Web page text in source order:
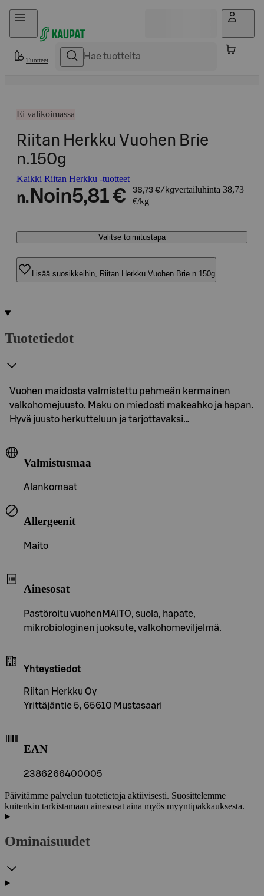
Hyppää sisältöön
Tuotteet
Ei valikoimassa
Riitan Herkku Vuohen Brie
n.150g
Kaikki Riitan Herkku -tuotteet
n. Noin5,81 € 38,73 €/kgvertailuhinta 38,73
€/kg
Valitse toimitustapa
Lisää suosikkeihin, Riitan Herkku Vuohen Brie n.150g
Tuotetiedot
Vuohen maidosta valmistettu pehmeän kermainen
valkohomejuusto. Maku on miedosti makeahko ja hapan.
Hyvä juusto herkutteluun ja tarjottavaksi…
Valmistusmaa
Alankomaat
Allergeenit
Maito
Ainesosat
Pastöroitu vuohenMAITO, suola, hapate,
mikrobiologinen juoksute, valkohomeviljelmä.
Yhteystiedot
Riitan Herkku Oy
Yrittäjäntie 5, 65610 Mustasaari
EAN
2386266400005
Päivitämme palvelun tuotetietoja aktiivisesti. Suosittelemme
kuitenkin tarkistamaan ainesosat aina myös myyntipakkauksesta.
Ominaisuudet